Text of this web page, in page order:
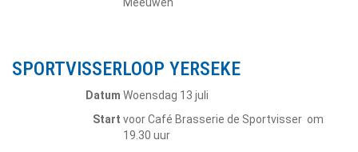
SPORTVISSERLOOP YERSEKE
Datum Woensdag 13 juli
Start voor Café Brasserie de Sportvisser om
19.30 uur